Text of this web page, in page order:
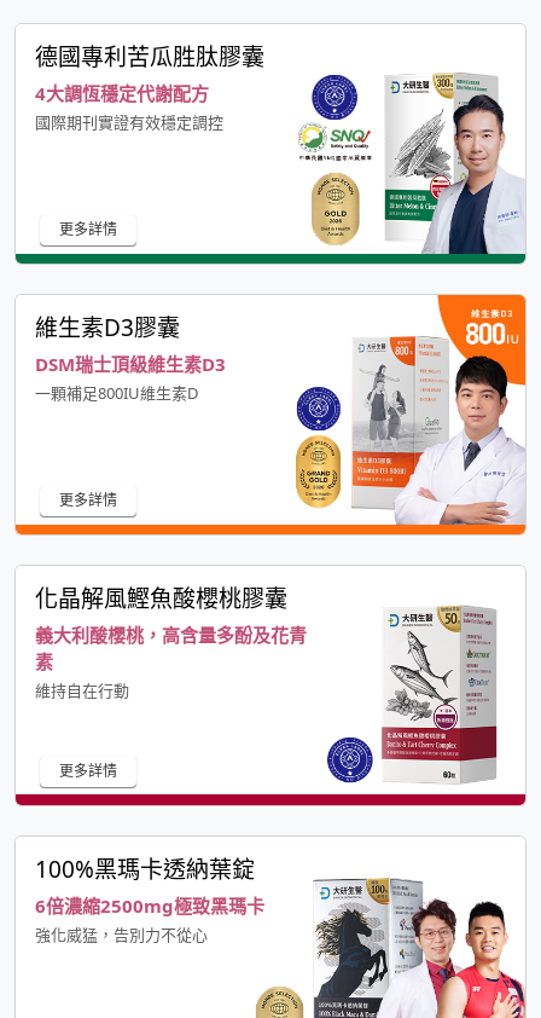
德國專利苦瓜胜肽膠囊
4大調恆穩定代謝配方
國際期刊實證有效穩定調控
更多詳情
維生素D3膠囊
DSM瑞士頂級維生素D3
一顆補足800IU維生素D
更多詳情
化晶解風鰹魚酸櫻桃膠囊
義大利酸櫻桃，高含量多酚及花青
素
維持自在行動
更多詳情
100%黑瑪卡透納葉錠
6倍濃縮2500mg極致黑瑪卡
強化威猛，告別力不從心